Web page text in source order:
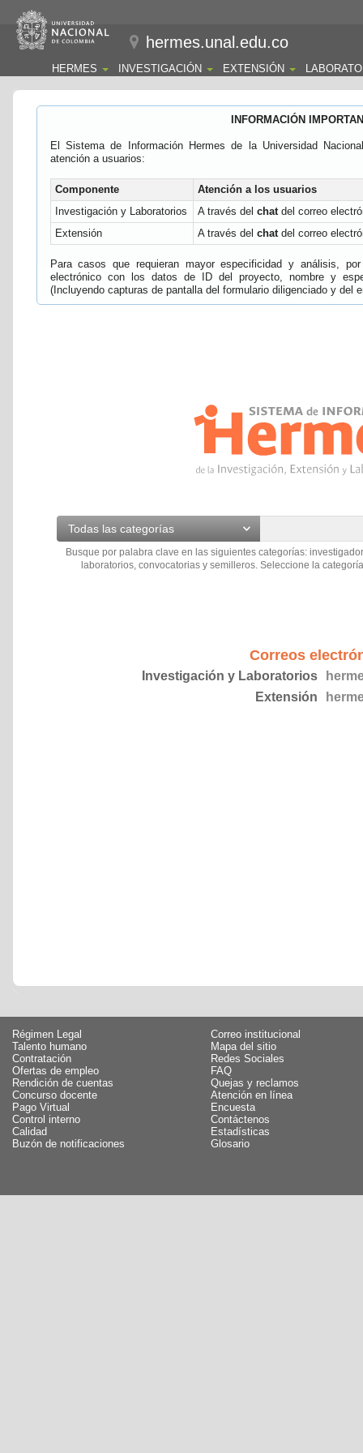
hermes.unal.edu.co
HERMES INVESTIGACIÓN EXTENSIÓN
INFORMACIÓN
El Sistema de Información Hermes de la Universidad
atención a usuarios:
Componente
Atención a los usuarios
Investigación y Laboratorios
A través del chatdel correo
Extensión
A través del chatdel correo
Para casos que requieran mayor especificidad y análisis,
electrónico con los datos de ID del proyecto, nombre y
(Incluyendo capturas de pantalla del formulario diligenciado y del
Todas las categorías
Busque por palabra clave en las siguientes categorías:
laboratorios, convocatorias y semilleros. Seleccione la
Correos
Investigación y Laboratorios
Extensión
Régimen Legal
Talento humano
Contratación
Ofertas de empleo
Rendición de cuentas
Concurso docente
Pago Virtual
Control interno
Calidad
Buzón de notificaciones
Correo institucional
Mapa del sitio
Redes Sociales
FAQ
Quejas y reclamos
Atención en línea
Encuesta
Contáctenos
Estadísticas
Glosario